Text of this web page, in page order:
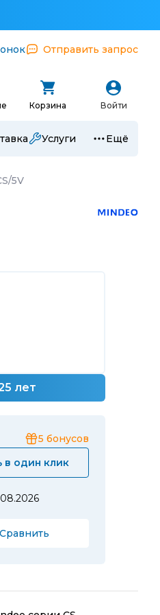
Отправить запрос
Корзина Войти
Услуги Ещё
5V
лет
5 бонусов
в один клик
Сравнить